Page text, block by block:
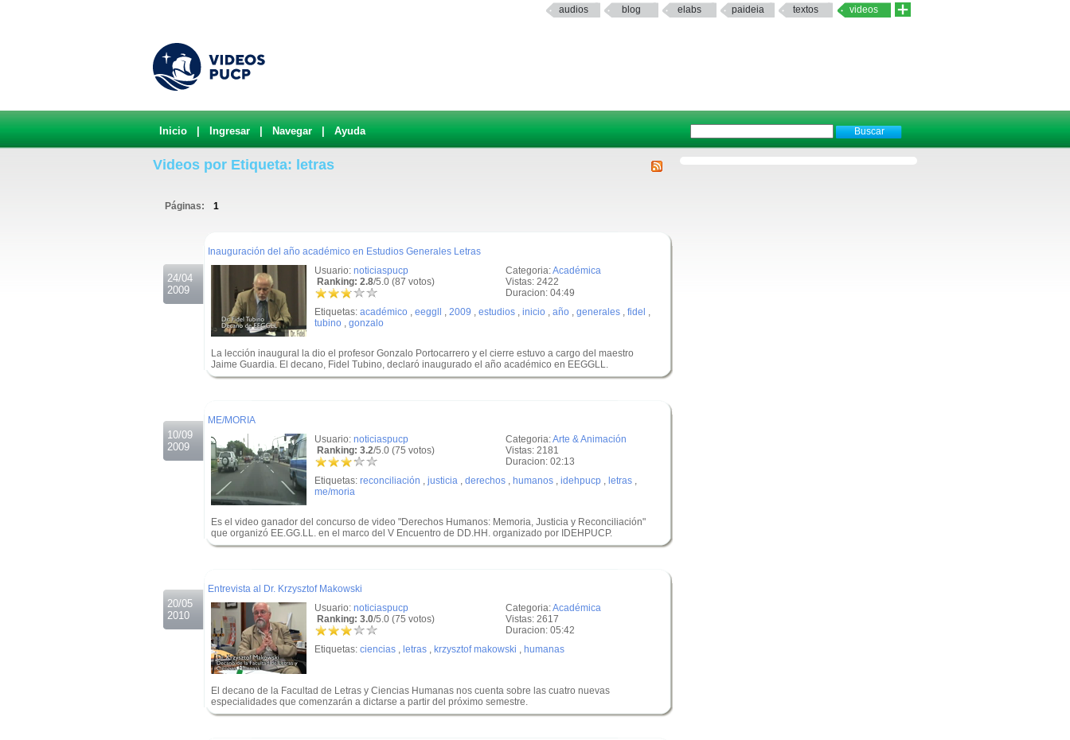
audios blog elabs paideia textos videos
Inicio Ingresar Navegar Ayuda
Videos por Etiqueta: letras
Páginas: 1
24/04
2009
Inauguración del año académico en Estudios Generales Letras
Categoria:Académica
Vistas: 2422
Duracion: 04:49
Usuario: noticiaspucp
Ranking: 2.8/5.0 (87 votos)
Etiquetas: académico , eeggll , 2009 , estudios , inicio , año , generales , fidel ,
tubino , gonzalo
La lección inaugural la dio el profesor Gonzalo Portocarrero y el cierre estuvo a cargo del maestro
Jaime Guardia. El decano, Fidel Tubino, declaró inaugurado el año académico en EEGGLL.
10/09
2009
ME/MORIA
Categoria:Arte & Animación
Vistas: 2181
Duracion: 02:13
Usuario: noticiaspucp
Ranking: 3.2/5.0 (75 votos)
Etiquetas: reconciliación , justicia , derechos , humanos , idehpucp , letras ,
me/moria
Es el video ganador del concurso de video "Derechos Humanos: Memoria, Justicia y Reconciliación"
que organizó EE.GG.LL. en el marco del V Encuentro de DD.HH. organizado por IDEHPUCP.
20/05
2010
Entrevista al Dr. Krzysztof Makowski
Categoria:Académica
Vistas: 2617
Duracion: 05:42
Usuario: noticiaspucp
Ranking: 3.0/5.0 (75 votos)
Etiquetas: ciencias , letras , krzysztof makowski , humanas
El decano de la Facultad de Letras y Ciencias Humanas nos cuenta sobre las cuatro nuevas
especialidades que comenzarán a dictarse a partir del próximo semestre.